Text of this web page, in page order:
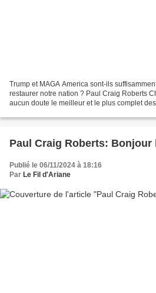
Trump et MAGA America sont-ils
restaurer notre nation ? Paul Craig Roberts
aucun doute le meilleur et le plus complet
on-the-grand?utm_source=post-email-
post-
Paul Craig Roberts: Bonjour
Publié le 06/11/2024 à 18:16
Par Le Fil d'Ariane